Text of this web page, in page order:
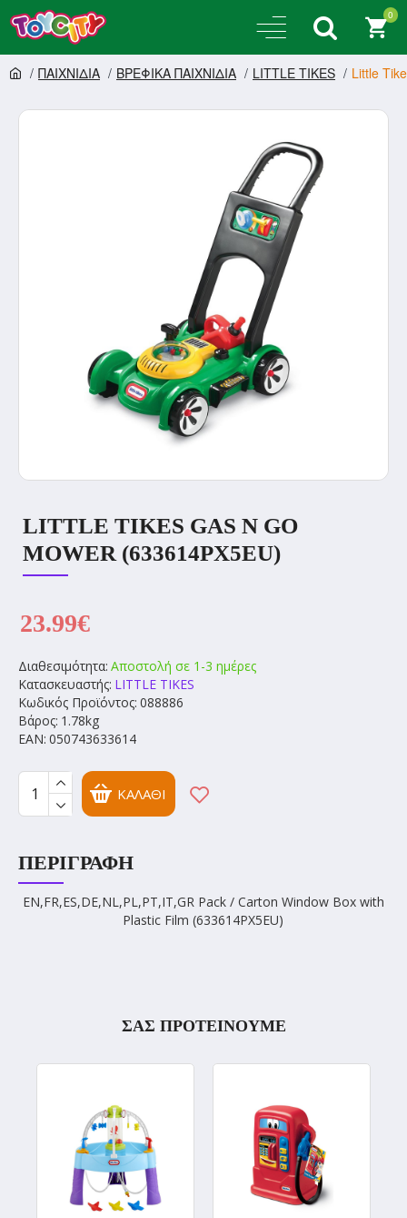
0
ΠΑΙΧΝΙΔΙΑ ΒΡΕΦΙΚΑ ΠΑΙΧΝΙΔΙΑ LITTLE TIKES Little
LITTLE TIKES GAS N GO
MOWER (633614PX5EU)
Διαθεσιμότητα: Αποστολή σε 1-3 ημέρες
Κατασκευαστής: LITTLE TIKES
Κωδικός Προϊόντος: 088886
Βάρος: 1.78kg
EAN: 050743633614
23.99€
ΚΑΛΆΘΙ
ΠΕΡΙΓΡΑΦΉ
EN,FR,ES,DE,NL,PL,PT,IT,GR Pack / Carton Window Box with
Plastic Film (633614PX5EU)
ΣΑΣ ΠΡΟΤΕΙΝΟΥΜΕ